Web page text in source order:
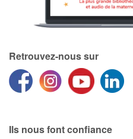
Retrouvez-nous sur
Ils nous font confiance